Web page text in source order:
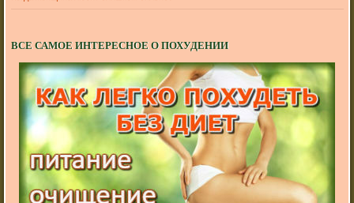
ВСЕ САМОЕ ИНТЕРЕСНОЕ О ПОХУДЕНИИ